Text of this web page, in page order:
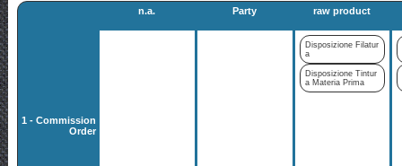
n.a. Party raw product
1 - Commission
Order
Disposizione Filatur
a
Disposizione Tintur
a Materia Prima